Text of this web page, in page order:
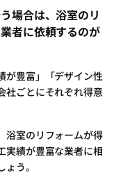
場合は、浴室のリ
者に依頼するのが
が豊富」「デザイン性
社ごとにそれぞれ得意
浴室のリフォームが得
実績が豊富な業者に相
う。